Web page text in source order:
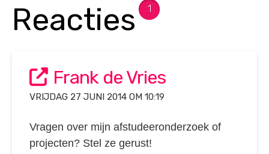
Reacties 1
Frank de Vries
VRIJDAG 27 JUNI 2014 OM 10:19
Vragen over mijn afstudeeronderzoek of
projecten? Stel ze gerust!